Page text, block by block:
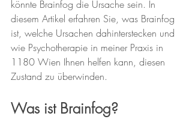
könnte Brainfog die Ursache sein. In
diesem Artikel erfahren Sie, was Brainfog
ist, welche Ursachen dahinterstecken und
wie Psychotherapie in meiner Praxis in
1180 Wien Ihnen helfen kann, diesen
Zustand zu überwinden.
Was ist Brainfog?